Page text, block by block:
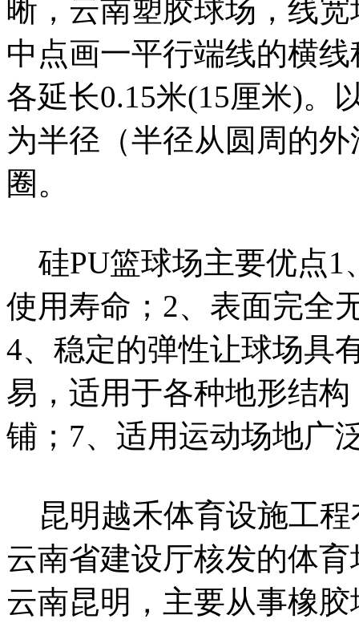
晰，云南塑胶球场，线
中点画一平行端线的横
各延长0.15米(15厘米)。
为半径（半径从圆周的
圈。
硅PU篮球场主要优点1
使用寿命；2、表面完全
4、稳定的弹性让球场具
易，适用于各种地形结
铺；7、适用运动场地广
昆明越禾体育设施工程
云南省建设厅核发的体
云南昆明，主要从事橡